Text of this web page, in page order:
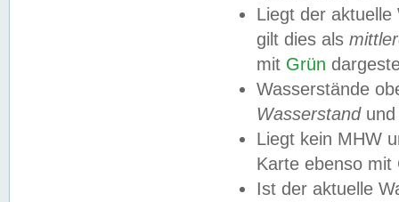
Liegt der
gilt dies als
mit Grün
Wasserstände
Wasserstandund
Liegt kein MHW
Karte ebenso mit
Ist der aktuelle